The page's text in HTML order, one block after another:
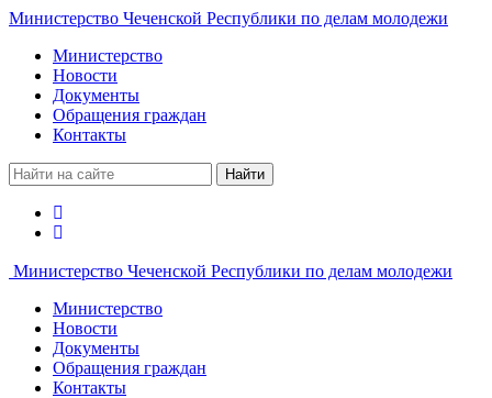
Министерство Чеченской Республики по делам молодежи
Министерство
Новости
Документы
Обращения граждан
Контакты
Найти
Министерство Чеченской Республики по делам молодежи
Министерство
Новости
Документы
Обращения граждан
Контакты